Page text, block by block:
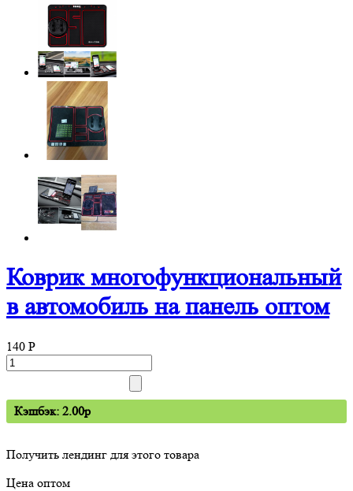
Коврик многофункциональный
в автомобиль на панель оптом
140 P
Кэшбэк: 2.00p
Получить лендинг для этого товара
Цена оптом